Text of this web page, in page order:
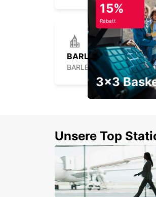
BARLETTA
BARLETTA - ITALY
15%
Rabatt
3x3
Unsere Top